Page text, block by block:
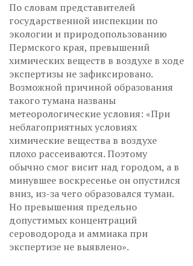
По словам представителей
государственной инспекции по
экологии и природопользованию
Пермского края, превышений
химических веществ в воздухе в ходе
экспертизы не зафиксировано.
Возможной причиной образования
такого тумана названы
метеорологические условия: «При
неблагоприятных условиях
химические вещества в воздухе
плохо рассеиваются. Поэтому
обычно смог висит над городом, а в
минувшее воскресенье он опустился
вниз, из-за чего образовался туман.
Но превышения предельно
допустимых концентраций
сероводорода и аммиака при
экспертизе не выявлено».